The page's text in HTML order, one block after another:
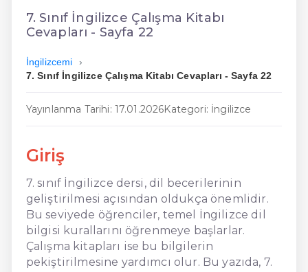
En Uygun İngilizce
Hızlı İngilizce
7. Sınıf İngilizce Çalışma Kitabı
Cevapları - Sayfa 22
İngilizcemi
7. Sınıf İngilizce Çalışma Kitabı Cevapları - Sayfa 22
Yayınlanma Tarihi: 17.01.2026Kategori: İngilizce
Giriş
7. sınıf İngilizce dersi, dil becerilerinin
geliştirilmesi açısından oldukça önemlidir.
Bu seviyede öğrenciler, temel İngilizce dil
bilgisi kurallarını öğrenmeye başlarlar.
Çalışma kitapları ise bu bilgilerin
pekiştirilmesine yardımcı olur. Bu yazıda, 7.